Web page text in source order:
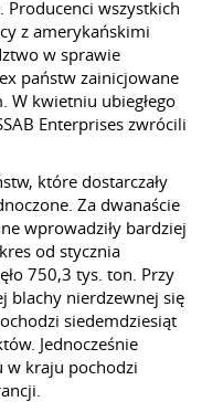
Producenci wszystkich
z amerykańskimi
w sprawie
państw zainicjowane
W kwietniu ubiegłego
Enterprises zwrócili
które dostarczały
Za dwanaście
wprowadziły bardziej
od stycznia
750,3 tys. ton. Przy
blachy nierdzewnej się
siedemdziesiąt
Jednocześnie
w kraju pochodzi